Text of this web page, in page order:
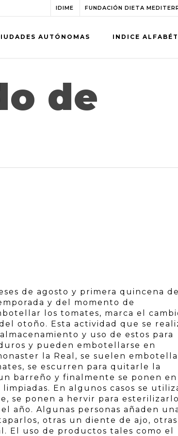
IDIME FUNDACIÓN DIETA
AUTÓNOMAS INDICE
de
de agosto y primera quincena de
y del momento de
los tomates, marca el
otoño. Esta actividad que se
y uso de estos para
y pueden embotellarse en
la Real, se suelen
se escurren para quitarle la
barreño y finalmente se ponen en
En algunos casos se
se ponen a hervir para
año. Algunas personas añaden
otras un diente de ajo, otras
El uso de productos tales como el